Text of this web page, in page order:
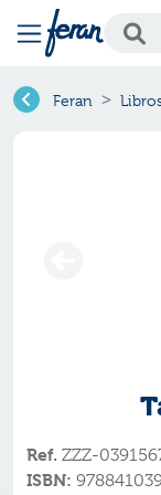
Feran
Ref. ZZZ-
ISBN: